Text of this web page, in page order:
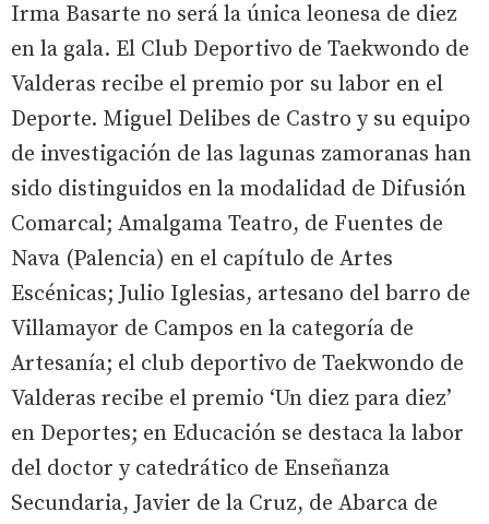
Irma Basarte no será la única leonesa de diez
en la gala. El Club Deportivo de Taekwondo de
Valderas recibe el premio por su labor en el
Deporte. Miguel Delibes de Castro y su equipo
de investigación de las lagunas zamoranas han
sido distinguidos en la modalidad de Difusión
Comarcal; Amalgama Teatro, de Fuentes de
Nava (Palencia) en el capítulo de Artes
Escénicas; Julio Iglesias, artesano del barro de
Villamayor de Campos en la categoría de
Artesanía; el club deportivo de Taekwondo de
Valderas recibe el premio ‘Un diez para diez’
en Deportes; en Educación se destaca la labor
del doctor y catedrático de Enseñanza
Secundaria, Javier de la Cruz, de Abarca de